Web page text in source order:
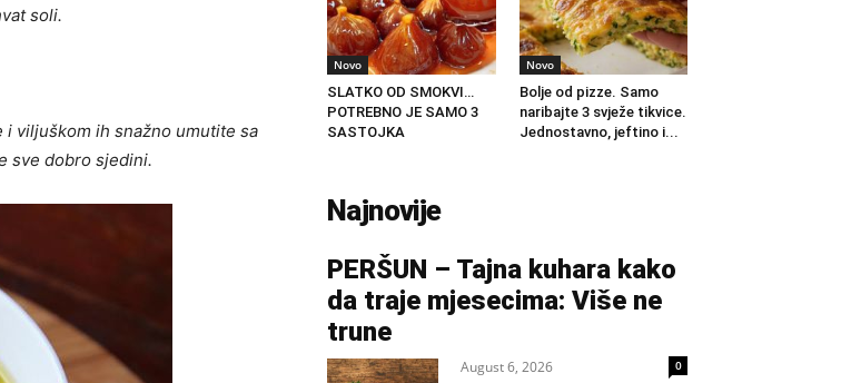
soli.
i viljuškom ih snažno umutite sa
sve dobro sjedini.
Novo
SLATKO OD SMOKVI…
POTREBNO JE SAMO 3
SASTOJKA
Novo
Bolje od pizze. Samo
naribajte 3 svježe tikvice.
Jednostavno, jeftino i...
Najnovije
PERŠUN – Tajna kuhara kako
da traje mjesecima: Više ne
trune
August 6, 2026 0